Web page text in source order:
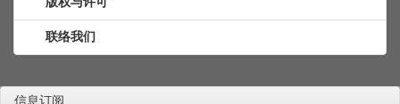
联络我们
信息订阅